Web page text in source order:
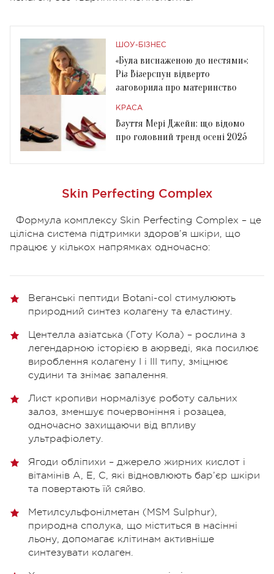
ШОУ-БІЗНЕС
«Була виснаженою до нестями»:
Різ Візерспун відверто
заговорила про материнство
КРАСА
Взуття Мері Джейн: що відомо
про головний тренд осені 2025
Skin Perfecting Complex
Формула комплексу Skin Perfecting Complex – це
цілісна система підтримки здоров’я шкіри, що
працює у кількох напрямках одночасно:
Веганські пептиди Botani-col стимулюють
природний синтез колагену та еластину.
Центелла азіатська (Готу Кола) – рослина з
легендарною історією в аюрведі, яка посилює
вироблення колагену І і ІІІ типу, зміцнює
судини та знімає запалення.
Лист кропиви нормалізує роботу сальних
залоз, зменшує почервоніння і розацеа,
одночасно захищаючи від впливу
ультрафіолету.
Ягоди обліпихи – джерело жирних кислот і
вітамінів A, E, C, які відновлюють бар’єр шкіри
та повертають їй сяйво.
Метилсульфонілметан (MSM Sulphur),
природна сполука, що міститься в насінні
льону, допомагає клітинам активніше
синтезувати колаген.